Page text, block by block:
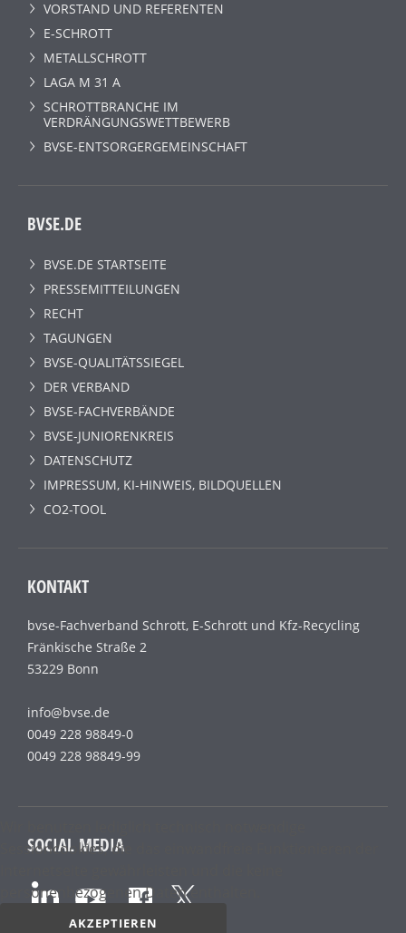
VORSTAND UND REFERENTEN
E-SCHROTT
METALLSCHROTT
LAGA M 31 A
SCHROTTBRANCHE IM
VERDRÄNGUNGSWETTBEWERB
BVSE-ENTSORGERGEMEINSCHAFT
BVSE.DE
BVSE.DE STARTSEITE
PRESSEMITTEILUNGEN
RECHT
TAGUNGEN
BVSE-QUALITÄTSSIEGEL
DER VERBAND
BVSE-FACHVERBÄNDE
BVSE-JUNIORENKREIS
DATENSCHUTZ
IMPRESSUM, KI-HINWEIS, BILDQUELLEN
CO2-TOOL
KONTAKT
bvse-Fachverband Schrott, E-Schrott und Kfz-Recycling
Fränkische Straße 2
53229 Bonn
info@bvse.de
0049 228 98849-0
0049 228 98849-99
SOCIAL MEDIA
Sessioncookies, die das einwandfreie Funktionieren der
personenbezogenen Daten enthalten.
AKZEPTIEREN